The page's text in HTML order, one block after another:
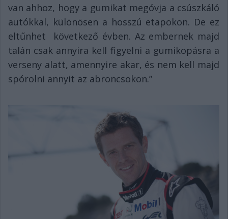
van ahhoz, hogy a gumikat megóvja a csúszkáló
autókkal, különösen a hosszú etapokon. De ez
eltűnhet következő évben. Az embernek majd
talán csak annyira kell figyelni a gumikopásra a
verseny alatt, amennyire akar, és nem kell majd
spórolni annyit az abroncsokon.”